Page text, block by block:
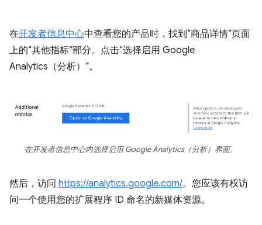
在开发者信息中心中查看您的产品时，找到“商品详情”页面
上的“其他指标”部分。点击“选择启用 Google
Analytics（分析）”。
在开发者信息中心内选择启用 Google Analytics（分析）界面。
然后，访问 https://analytics.google.com/。您应该有权访
问一个使用您的扩展程序 ID 命名的新媒体资源。